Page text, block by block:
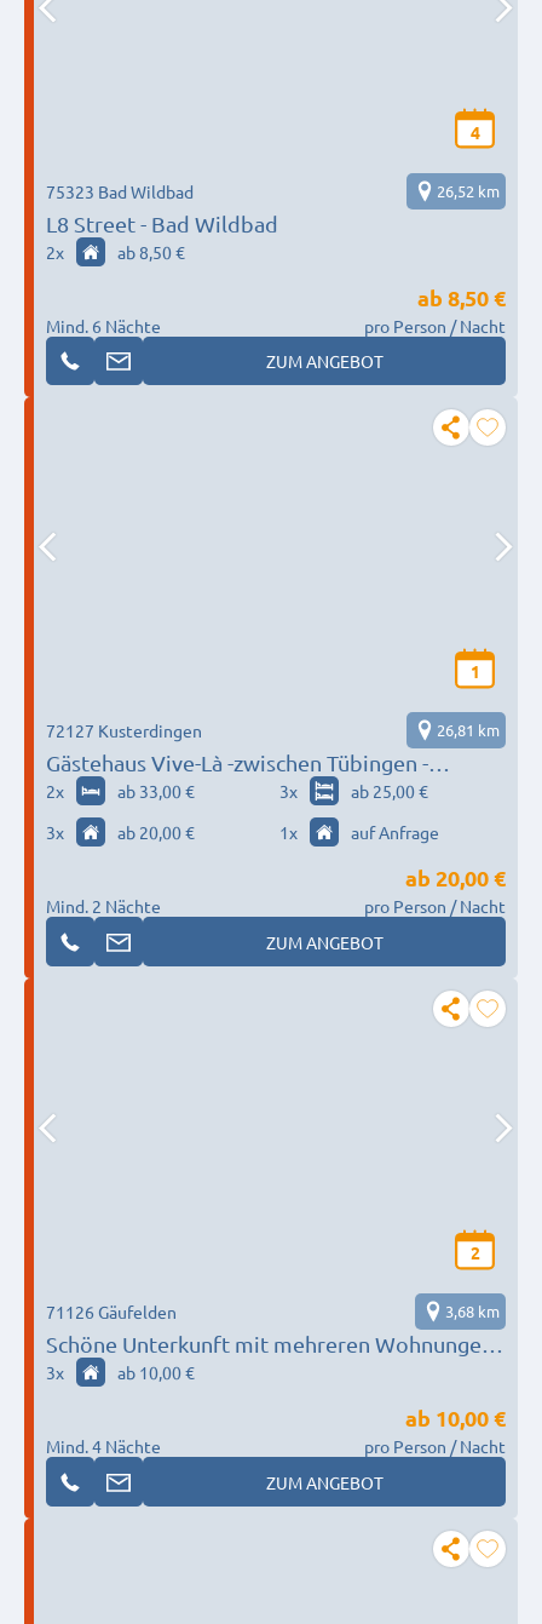
4
L8 Street - Bad Wildbad
75323 Bad Wildbad 26,52 km
2x ab 8,50 €
Mind. 6 Nächte
ab 8,50 €
pro Person / Nacht
ZUM ANGEBOT
1
Gästehaus Vive-Là -zwischen Tübingen -
Reutlingen
72127 Kusterdingen 26,81 km
2x ab 33,00 € 3x
ab 25,00 €
3x ab 20,00 € 1x auf Anfrage
Mind. 2 Nächte
ab 20,00 €
pro Person / Nacht
ZUM ANGEBOT
2
Schöne Unterkunft mit mehreren Wohnungen
für kleine und große Teams
71126 Gäufelden 3,68 km
3x ab 10,00 €
Mind. 4 Nächte
ab 10,00 €
pro Person / Nacht
ZUM ANGEBOT